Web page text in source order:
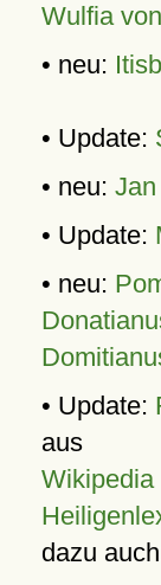
Wulfia
• neu:
• Update:
• neu:
• Update:
• neu:
• Update:
aus
dazu